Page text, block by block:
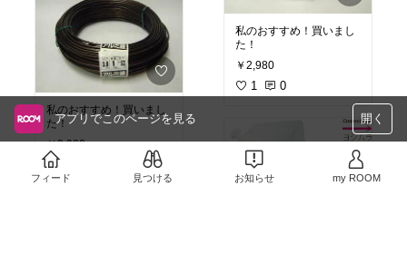
私のおすすめ！買いまし
た！
￥2,980
私のおすすめ！買いまし
た！
￥2,980
1 0
アプリでこのページを見る 開く
フィード 見つける お知らせ my ROOM